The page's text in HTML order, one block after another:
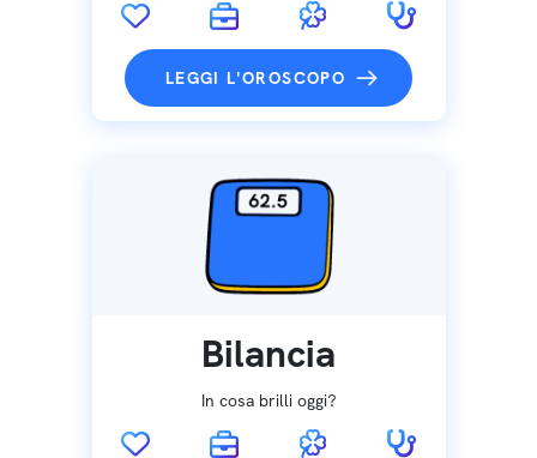
LEGGI L'OROSCOPO
Bilancia
In cosa brilli oggi?